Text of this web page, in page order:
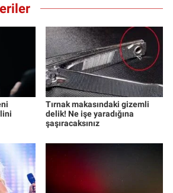
Tırnak makasındaki gizemli
delik! Ne işe yaradığına
şaşıracaksınız